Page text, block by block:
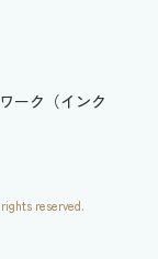
ーク（インク
reserved.